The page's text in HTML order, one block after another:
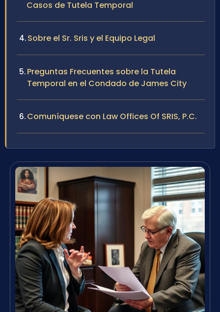
Casos de Tutela Temporal
Sobre el Sr. Sris y el Equipo Legal
Preguntas Frecuentes sobre la Tutela
Temporal en el Condado de James City
Comuníquese con Law Offices Of SRIS, P.C.